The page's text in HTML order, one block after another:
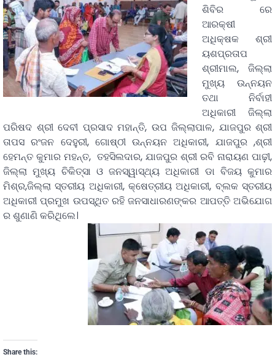
ଶିବିର ରେ
ଆରକ୍ଷୀ
ଅଧିକ୍ଷକ ଶ୍ରୀ
ୟଶପ୍ରତାପ
ଶ୍ରୀମାଲ, ଜିଲ୍ଲା
ମୁଖ୍ୟ ଉନ୍ନୟନ
ତଥା ନିର୍ବାହୀ
ଅଧିକାରୀ ଜିଲ୍ଲା
ପରିଷଦ ଶ୍ରୀ ଦେବୀ ପ୍ରସାଦ ମହାନ୍ତି, ଉପ ଜିଲ୍ଲାପାଳ, ଯାଜପୁର ଶ୍ରୀ
ତାପସ ରଂଜନ ଦେହୁରୀ, ଗୋଷ୍ଠୀ ଉନ୍ନୟନ ଅଧିକାରୀ, ଯାଜପୁର ,ଶ୍ରୀ
ହେମନ୍ତ କୁମାର ମହନ୍ତ, ତହସିଲଦାର, ଯାଜପୁର ଶ୍ରୀ ରବି ନାରାୟଣ ପାଢ଼ୀ,
ଜିଲ୍ଲା ମୁଖ୍ୟ ଚିକିତ୍ସା ଓ ଜନସ୍ୱାସ୍ଥ୍ୟ ଅଧିକାରୀ ଡା ବିଜୟ କୁମାର
ମିଶ୍ର,ଜିଲ୍ଲା ସ୍ତରୀୟ ଅଧିକାରୀ, କ୍ଷେତ୍ରୀୟ ଅଧିକାରୀ, ବ୍ଲକ ସ୍ତରୀୟ
ଅଧିକାରୀ ପ୍ରମୁଖ ଉପସ୍ଥିତ ରହି ଜନସାଧାରଣଙ୍କର ଆପତ୍ତି ଅଭିଯୋଗ
ର ଶୁଣାଣି କରିଥିଲେ।
Share this: